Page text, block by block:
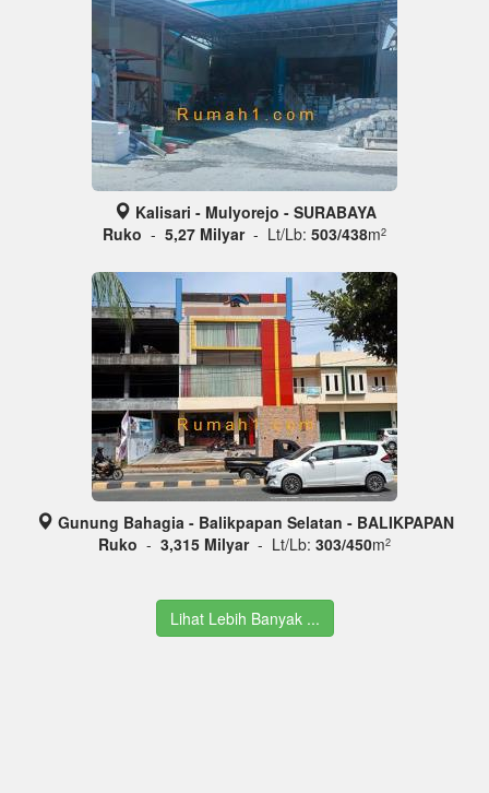
Kalisari - Mulyorejo - SURABAYA
Ruko - 5,27 Milyar - Lt/Lb: 503/438m2
Gunung Bahagia - Balikpapan Selatan - BALIKPAPAN
Ruko - 3,315 Milyar - Lt/Lb: 303/450m2
Lihat Lebih Banyak ...